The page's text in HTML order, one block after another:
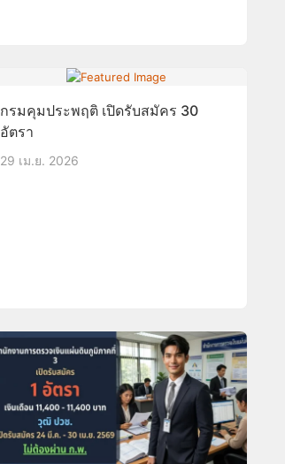
กรมคุมประพฤติ เปิดรับสมัคร 30
อัตรา
29 เม.ย. 2026